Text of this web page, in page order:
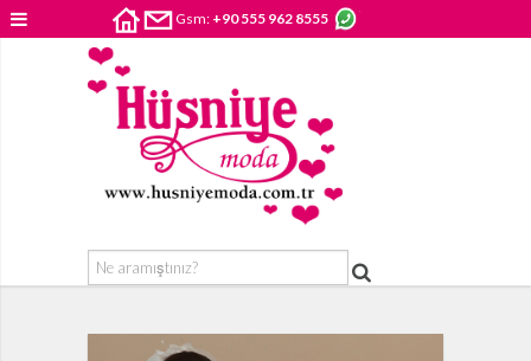
Gsm: +90 555 962 8555